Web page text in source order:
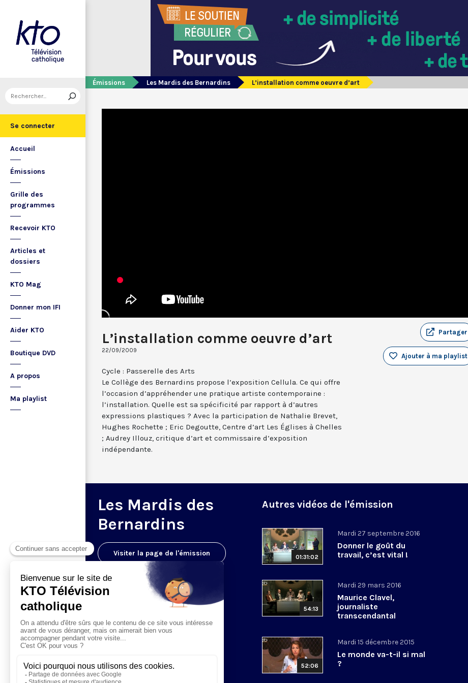
Se connecter
Accueil
Émissions
Grille des
programmes
Recevoir KTO
Articles et
dossiers
KTO Mag
Donner mon IFI
Aider KTO
Boutique DVD
A propos
Ma playlist
Émissions Les Mardis des Bernardins L’installation comme oeuvre d’art
L’installation comme oeuvre d’art
22/09/2009
Partager
Ajouter à ma playlist
Cycle : Passerelle des Arts
Le Collège des Bernardins propose l’exposition Cellula. Ce qui offre
l’occasion d’appréhender une pratique artiste contemporaine :
l’installation. Quelle est sa spécificité par rapport à d’autres
expressions plastiques ? Avec la participation de Nathalie Brevet,
Hughes Rochette ; Eric Degoutte, Centre d’art Les Églises à Chelles
; Audrey Illouz, critique d’art et commissaire d’exposition
indépendante.
Les Mardis des
Bernardins
Visiter la page de l'émission
Autres vidéos de l'émission
01:31:02
Mardi 27 septembre 2016
Donner le goût du
travail, c’est vital !
54:13
Mardi 29 mars 2016
Maurice Clavel,
journaliste
transcendantal
52:06
Mardi 15 décembre 2015
Le monde va-t-il si mal
?